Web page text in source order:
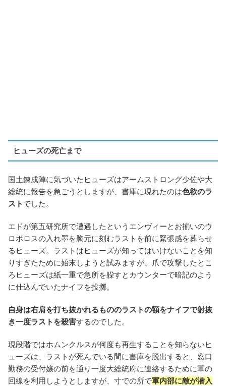
ヒューズの死亡まで
国土錬成陣に気づいたヒューズはアームストロング少佐や大
総統に報告を急ごうとしますが、書庫に現れたのは色欲のラ
スト でした。
エドが第五研究所で遭遇したというエンヴィーとお揃いのウ
ロボロスの入れ墨を胸元に刻むラストを前に緊張感を募らせ
るヒューズ。ラストはヒューズが知ってはいけないことを知
りすぎたために始末しようと試みますが、爪で攻撃したとこ
ろヒューズは紙一重で急所を躱すとカウンターで暗記のよう
に仕込んでいたナイフを投擲。
自身は右肩を打ち抜かれるもののラストの額をナイフで射抜
き一度ラストを殺害するのでした。
現段階ではホムンクルスが何度も再生することを知らないヒ
ューズは、ラストが死んでいる間に書庫を脱出すると、窓口
勤務の受付嬢の前を通り一度大総統府に連絡するために軍の
回線を利用しようとしますが、寸での所で軍内部に敵が潜入